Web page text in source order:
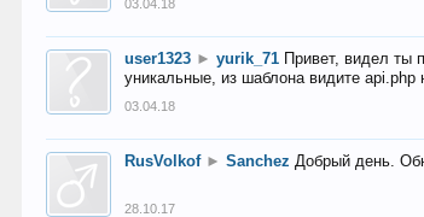
03.04.18
user1323 ► yurik_71 Привет, видел ты
уникальные, из шаблона видите api.php
03.04.18
RusVolkof ► Sanchez Добрый день.
28.10.17